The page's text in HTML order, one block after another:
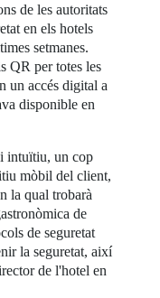
de les autoritats
en els hotels
setmanes.
QR per totes les
un accés digital a
disponible en
intuïtiu, un cop
mòbil del client,
la qual trobarà
de
de seguretat
la seguretat, així
de l'hotel en